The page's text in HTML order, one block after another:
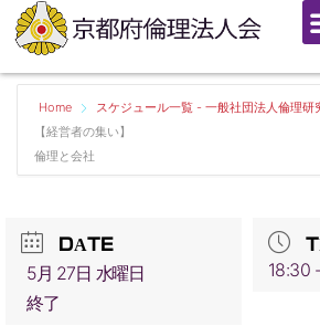
Home
スケジュール一覧 - 一般社団法人倫理研
【経営者の集い】
倫理と会社
DATE
5月 27日 水曜日
終了
18:30